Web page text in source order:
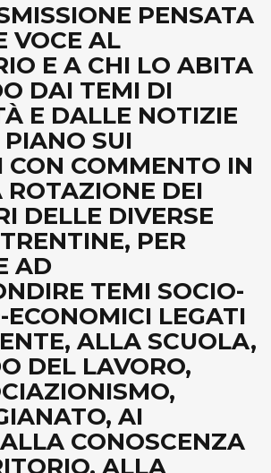
PENSATA
VOCE AL
E A CHI LO ABITA
DAI TEMI DI
E DALLE NOTIZIE
SUI
CON COMMENTO IN
ROTAZIONE DEI
DELLE DIVERSE
PER
AD
TEMI SOCIO-
ECONOMICI LEGATI
ALLA SCUOLA,
DEL LAVORO,
AI
CONOSCENZA
ALLA